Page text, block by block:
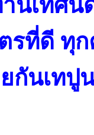
นเทศน์
รที่ดี ทุ
กันเทปู